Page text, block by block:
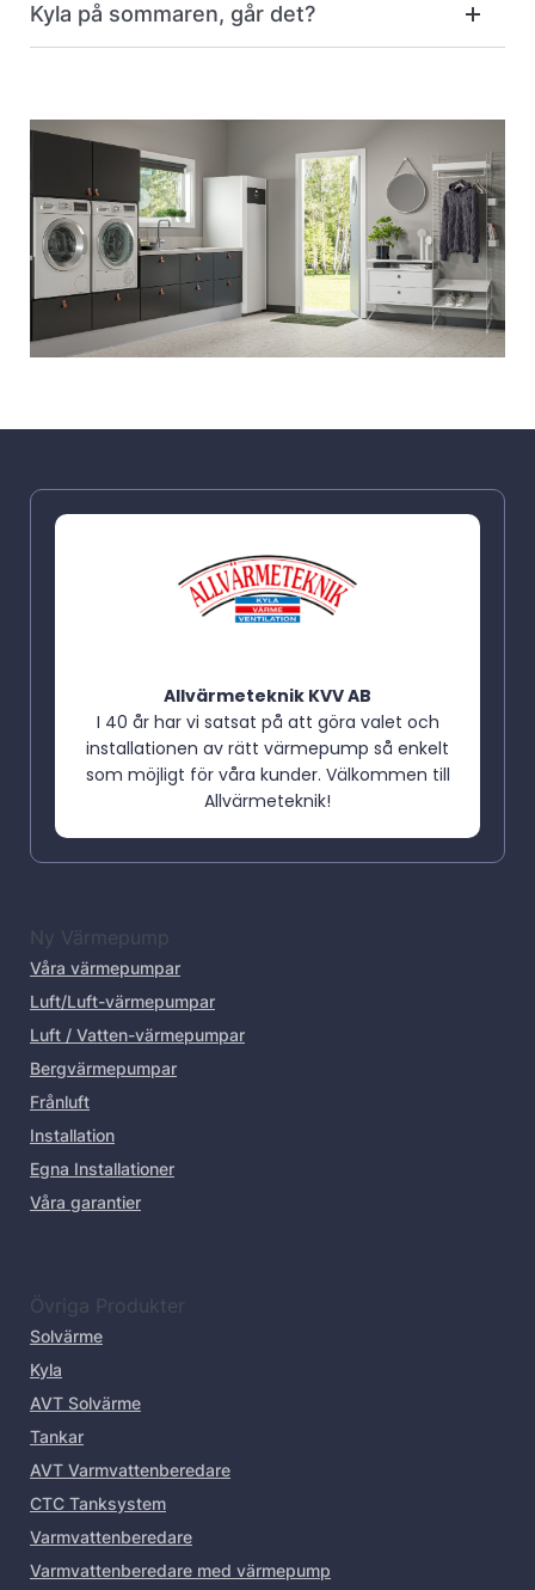
Kyla på sommaren, går det?
Allvärmeteknik KVV AB
I 40 år har vi satsat på att göra valet och
installationen av rätt värmepump så enkelt
som möjligt för våra kunder. Välkommen till
Allvärmeteknik!
Ny Värmepump
Våra värmepumpar
Luft/Luft-värmepumpar
Luft / Vatten-värmepumpar
Bergvärmepumpar
Frånluft
Installation
Egna Installationer
Våra garantier
Övriga Produkter
Solvärme
Kyla
AVT Solvärme
Tankar
AVT Varmvattenberedare
CTC Tanksystem
Varmvattenberedare
Varmvattenberedare med värmepump